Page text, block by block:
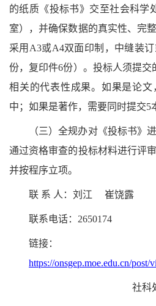
的纸质《投标书》交至社会科学
室），并确保数据的真实性、完
采用A3或A4双面印制，中缝装
份，复印件6份）。投标人须提交
相关的代表性成果。如果是论文
中；如果是著作，需要同时提交5
（三）全规办对《投标书》
通过资格审查的投标材料进行评
并按程序立项。
联 系 人： 刘江 崔饶露
联系电话：2650174
链接：
https://onsgep.moe.edu.cn/post/
社科